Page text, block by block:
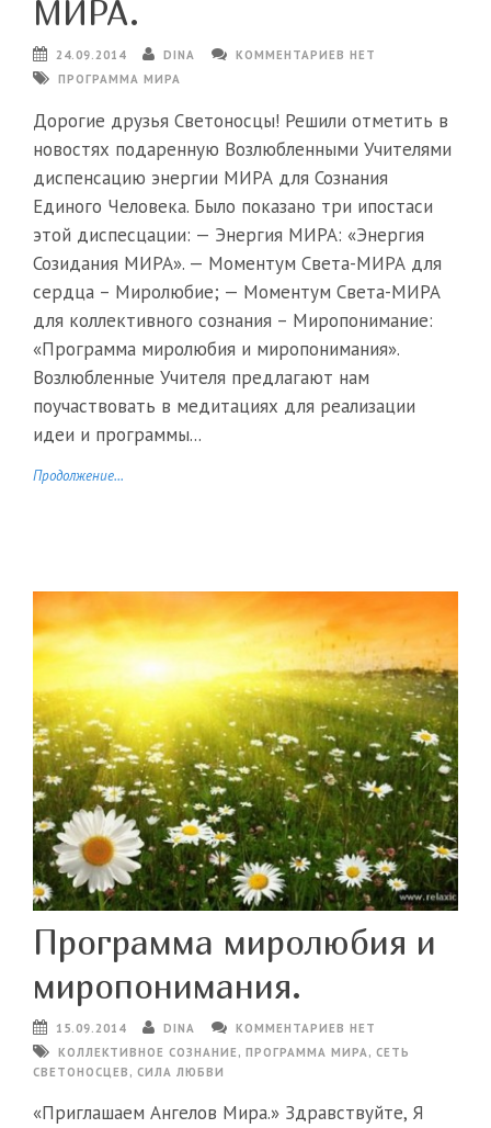
МИРА.
24.09.2014 DINA
КОММЕНТАРИЕВ НЕТ
ПРОГРАММА МИРА
Дорогие друзья Cветоносцы! Решили отметить в
новостях подаренную Возлюбленными Учителями
диспенсацию энергии МИРА для Сознания
Единого Человека. Было показано три ипостаси
этой диспесцации: — Энергия МИРА: «Энергия
Созидания МИРА». — Моментум Света-МИРА для
сердца – Миролюбие; — Моментум Света-МИРА
для коллективного сознания – Миропонимание:
«Программа миролюбия и миропонимания».
Возлюбленные Учителя предлагают нам
поучаствовать в медитациях для реализации
идеи и программы...
Продолжение...
Программа миролюбия и
миропонимания.
15.09.2014 DINA
КОММЕНТАРИЕВ НЕТ
КОЛЛЕКТИВНОЕ СОЗНАНИЕ, ПРОГРАММА МИРА, СЕТЬ
СВЕТОНОСЦЕВ , СИЛА ЛЮБВИ
«Приглашаем Ангелов Мира.» Здравствуйте, Я